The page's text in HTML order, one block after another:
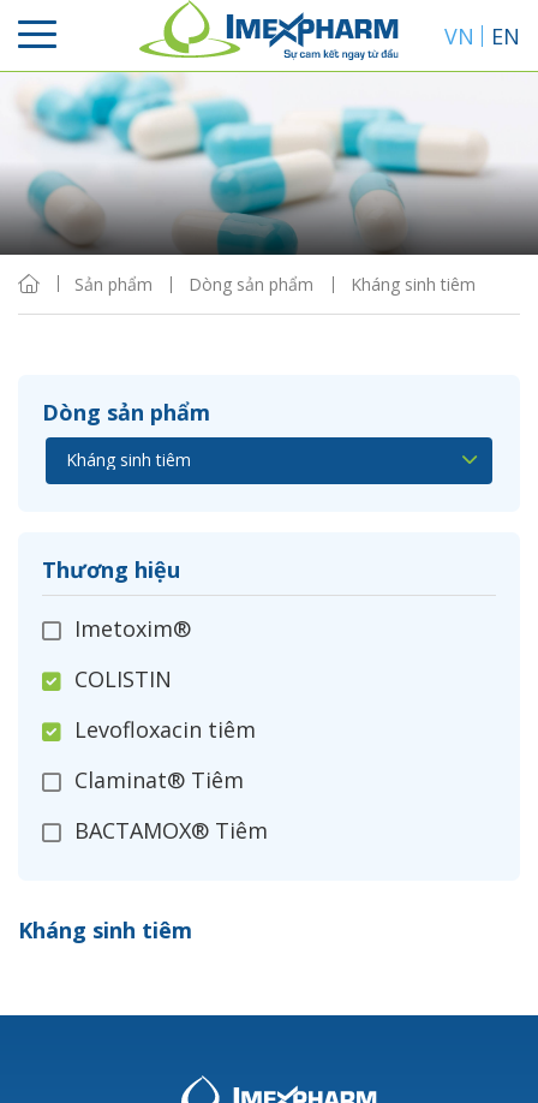
VN EN
Sản phẩm Dòng sản phẩm Kháng sinh tiêm
Dòng sản phẩm
Thương hiệu
Imetoxim®
COLISTIN
Levofloxacin tiêm
Claminat® Tiêm
BACTAMOX® Tiêm
Ceftizoxim®
Kháng sinh tiêm
Sắp xếp
Hiển thị